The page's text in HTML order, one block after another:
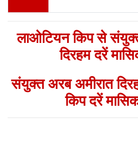
लाओटियन किप से
दिरहम दरें
संयुक्त अरब अमीरात
किप दरें